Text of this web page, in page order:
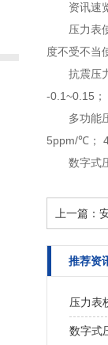
资讯速
压力表
度不受不当
抗震压
-0.1~0.15
多功能
5ppm/℃；
数字式
上一篇：
推荐资
压力表
数字式